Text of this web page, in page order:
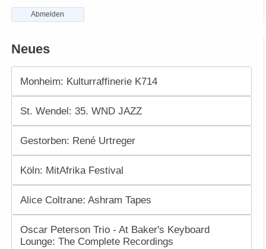
Abmelden
Neues
Monheim: Kulturraffinerie K714
St. Wendel: 35. WND JAZZ
Gestorben: René Urtreger
Köln: MitAfrika Festival
Alice Coltrane: Ashram Tapes
Oscar Peterson Trio - At Baker's Keyboard
Lounge: The Complete Recordings